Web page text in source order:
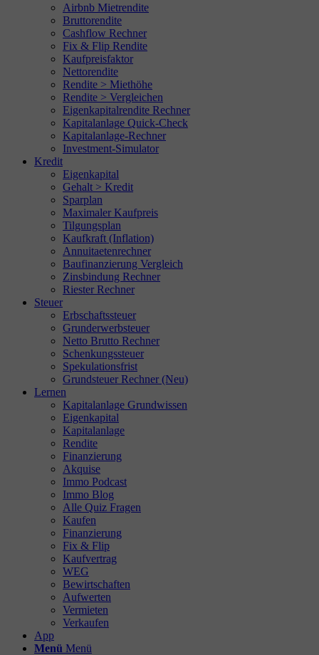
Airbnb Mietrendite
Bruttorendite
Cashflow Rechner
Fix & Flip Rendite
Kaufpreisfaktor
Nettorendite
Rendite > Miethöhe
Rendite > Vergleichen
Eigenkapitalrendite Rechner
Kapitalanlage Quick-Check
Kapitalanlage-Rechner
Investment-Simulator
Kredit
Eigenkapital
Gehalt > Kredit
Sparplan
Maximaler Kaufpreis
Tilgungsplan
Kaufkraft (Inflation)
Annuitaetenrechner
Baufinanzierung Vergleich
Zinsbindung Rechner
Riester Rechner
Steuer
Erbschaftssteuer
Grunderwerbsteuer
Netto Brutto Rechner
Schenkungssteuer
Spekulationsfrist
Grundsteuer Rechner (Neu)
Lernen
Kapitalanlage Grundwissen
Eigenkapital
Kapitalanlage
Rendite
Finanzierung
Akquise
Immo Podcast
Immo Blog
Alle Quiz Fragen
Kaufen
Finanzierung
Fix & Flip
Kaufvertrag
WEG
Bewirtschaften
Aufwerten
Vermieten
Verkaufen
App
Menü Menü